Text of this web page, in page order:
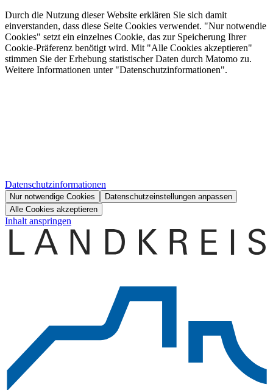
Durch die Nutzung dieser Website erklären Sie sich damit
einverstanden, dass diese Seite Cookies verwendet. "Nur notwendie
Cookies" setzt ein einzelnes Cookie, das zur Speicherung Ihrer
Cookie-Präferenz benötigt wird. Mit "Alle Cookies akzeptieren"
stimmen Sie der Erhebung statistischer Daten durch Matomo zu.
Weitere Informationen unter "Datenschutzinformationen".
Datenschutzinformationen
Nur notwendige Cookies
Datenschutzeinstellungen anpassen
Alle Cookies akzeptieren
Inhalt anspringen